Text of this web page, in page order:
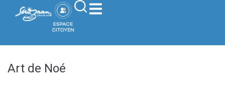
principal
Art de Noé